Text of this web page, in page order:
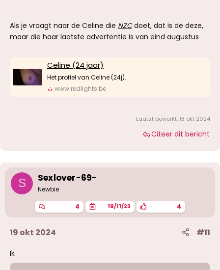
Als je vraagt naar de Celine die NZCdoet, dat is de deze,
maar die haar laatste advertentie is van eind augustus
Celine (24 jaar)
Het profiel van Celine (24j).
www.redlights.be
Laatst bewerkt: 18 okt 2024
Citeer dit bericht
S Sexlover-69-
Newbie
4 18/11/23 4
19 okt 2024 #11
Ik